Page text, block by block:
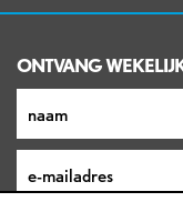
ONTVANG